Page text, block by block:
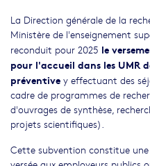
La Direction générale de la
Ministère de l'enseignement
reconduit pour 2025 le
pour l'accueil dans les UMR
préventive y effectuant des
cadre de programmes de
d'ouvrages de synthèse,
projets scientifiques).
Cette subvention constitue